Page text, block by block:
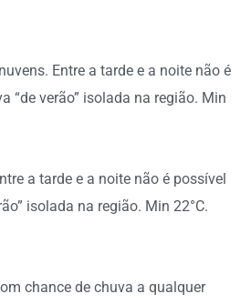
Entre a tarde e a noite não é
“de verão” isolada na região. Min
a tarde e a noite não é possível
isolada na região. Min 22°C.
chance de chuva a qualquer